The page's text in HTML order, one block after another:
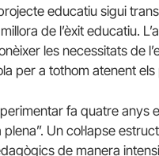
educatiu sigui
de l’èxit educatiu.
les necessitats de
per a tothom atenent els
fa quatre anys
Un col·lapse
de manera